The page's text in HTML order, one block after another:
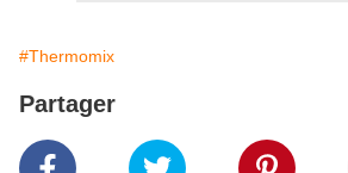
#Thermomix
Partager